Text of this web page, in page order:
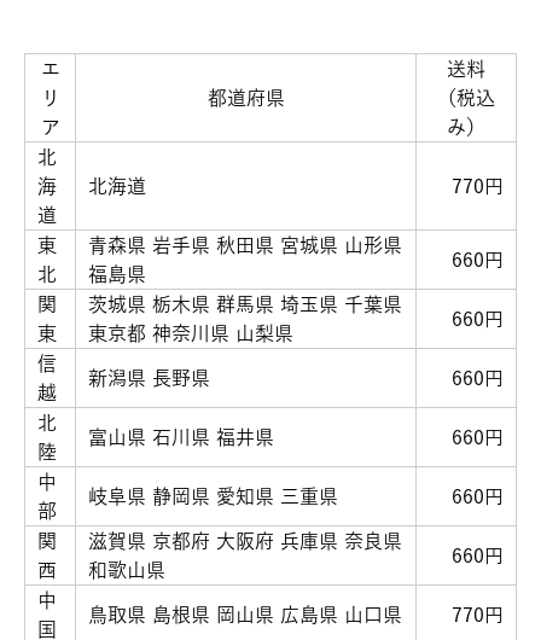
エ
リ
ア
都道府県
送料
（税込
み）
北
海
道
北海道 770円
東
北
青森県 岩手県 秋田県 宮城県 山形県
福島県
660円
関
東
茨城県 栃木県 群馬県 埼玉県 千葉県
東京都 神奈川県 山梨県
660円
信
越
新潟県 長野県 660円
北
陸
富山県 石川県 福井県 660円
中
部
岐阜県 静岡県 愛知県 三重県 660円
関
西
滋賀県 京都府 大阪府 兵庫県 奈良県
和歌山県
660円
中
国
鳥取県 島根県 岡山県 広島県 山口県 770円